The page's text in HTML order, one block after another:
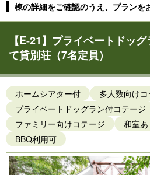
棟の詳細をご確認のうえ、プランを
【E-21】プライベートドッ
て貸別荘（7名定員）
ホームシアター付
多人数向け
プライベートドッグラン付コテージ
ファミリー向けコテージ
和室
BBQ利用可